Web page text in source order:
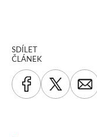
SDÍLET
ČLÁNEK